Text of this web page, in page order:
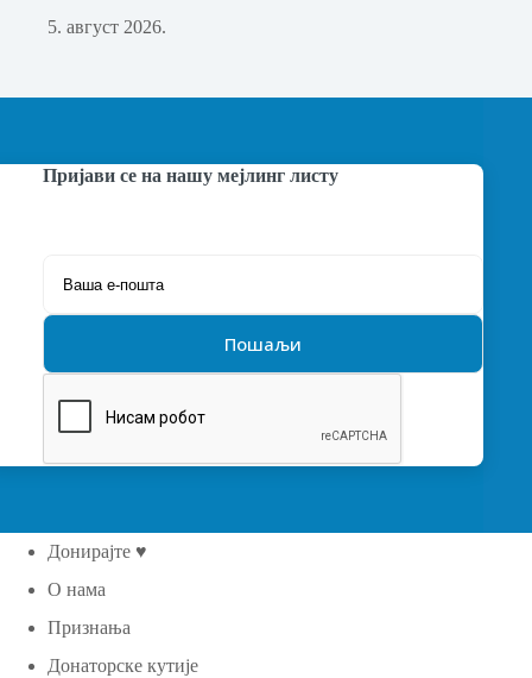
5. август 2026.
Пријави се на нашу мејлинг листу
Донирајте ♥
О нама
Признања
Донаторске кутије